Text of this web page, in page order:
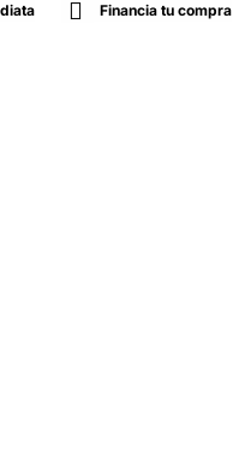
Financia tu compra